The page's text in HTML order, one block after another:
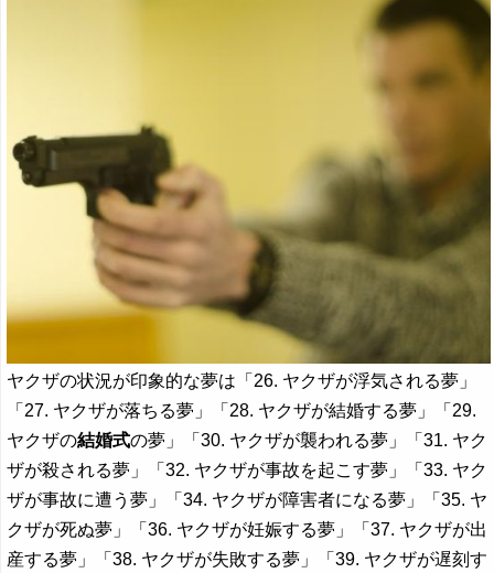
ヤクザの状況が印象的な夢は「26. ヤクザが浮気される夢」
「27. ヤクザが落ちる夢」「28. ヤクザが結婚する夢」「29.
ヤクザの結婚式の夢」「30. ヤクザが襲われる夢」「31. ヤク
ザが殺される夢」「32. ヤクザが事故を起こす夢」「33. ヤク
ザが事故に遭う夢」「34. ヤクザが障害者になる夢」「35. ヤ
クザが死ぬ夢」「36. ヤクザが妊娠する夢」「37. ヤクザが出
産する夢」「38. ヤクザが失敗する夢」「39. ヤクザが遅刻す